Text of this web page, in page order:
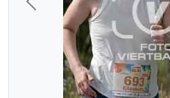
Previous